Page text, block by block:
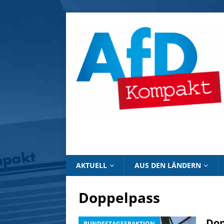
AKTUELL AUS DEN LÄNDERN
Doppelpass